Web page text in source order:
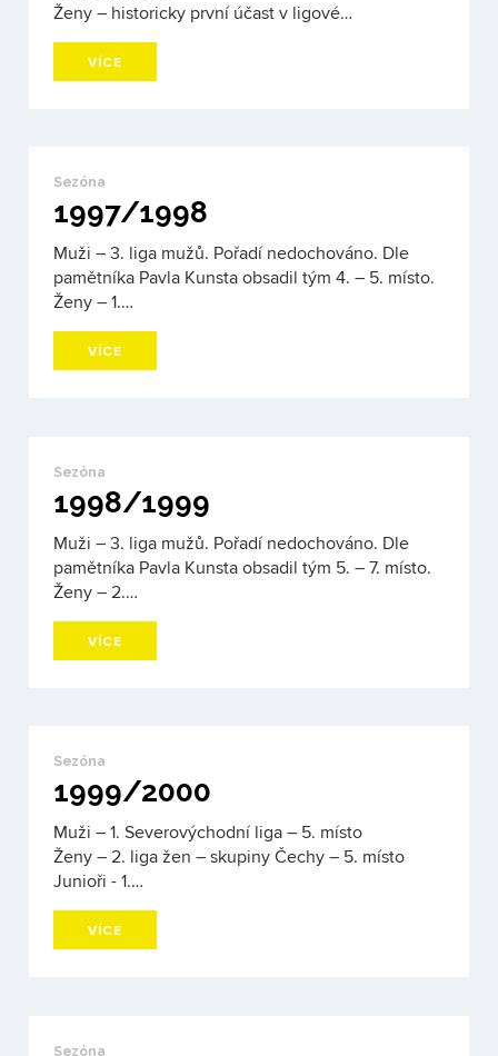
Ženy – historicky první účast v ligové…
VÍCE
Sezóna
1997/1998
Muži – 3. liga mužů. Pořadí nedochováno. Dle
pamětníka Pavla Kunsta obsadil tým 4. – 5. místo.
Ženy – 1.…
VÍCE
Sezóna
1998/1999
Muži – 3. liga mužů. Pořadí nedochováno. Dle
pamětníka Pavla Kunsta obsadil tým 5. – 7. místo.
Ženy – 2.…
VÍCE
Sezóna
1999/2000
Muži – 1. Severovýchodní liga – 5. místo
Ženy – 2. liga žen – skupiny Čechy – 5. místo
Junioři - 1.…
VÍCE
Sezóna